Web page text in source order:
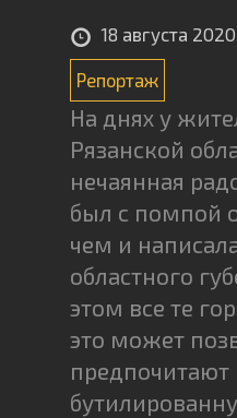
18 августа 2020
Репортаж
На днях у
Рязанской
нечаянная
был с помпой
чем и
областного
этом все те
это может
предпочитают